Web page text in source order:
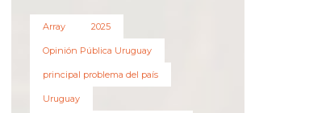
Array 2025
Opinión Pública Uruguay
principal problema del país
Uruguay